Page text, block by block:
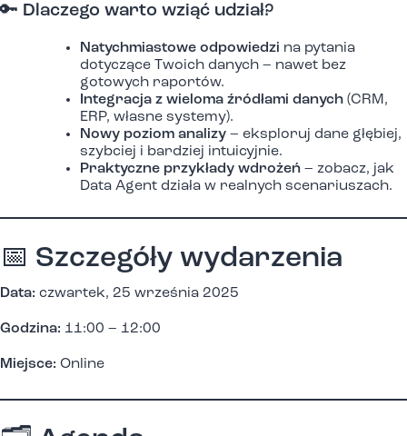
🔑 Dlaczego warto wziąć udział?
Natychmiastowe odpowiedzi na pytania
dotyczące Twoich danych – nawet bez
gotowych raportów.
Integracja z wieloma źródłami danych (CRM,
ERP, własne systemy).
Nowy poziom analizy – eksploruj dane głębiej,
szybciej i bardziej intuicyjnie.
Praktyczne przykłady wdrożeń – zobacz, jak
Data Agent działa w realnych scenariuszach.
📅 Szczegóły wydarzenia
Data: czwartek, 25 września 2025
Godzina: 11:00 – 12:00
Miejsce: Online